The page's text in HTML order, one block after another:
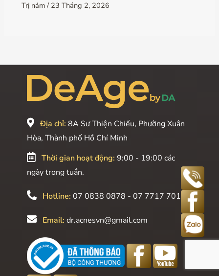
Trị nám/ 23 Tháng 2, 2026
Địa chỉ: 8A Sư Thiện Chiếu, Phường Xuân
Hòa, Thành phố Hồ Chí Minh
Thời gian hoạt động: 9:00 - 19:00 các
ngày trong tuần.
Hotline: 07 0838 0878 - 07 7717 7017
Email: dr.acnesvn@gmail.com